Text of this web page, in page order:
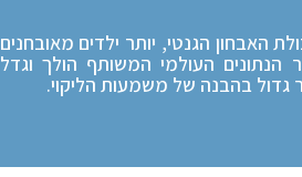
האבחון הגנטי, יותר ילדים מאובחנים
הנתונים העולמי המשותף הולך וגדל
גדול בהבנה של משמעות הליקוי.